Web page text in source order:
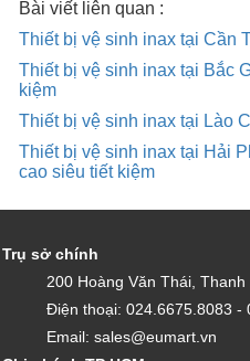
Bài viết liên quan :
Thiết bị vệ sinh inax tại Cần
Thiết bị vệ sinh inax tại Bắc
kiệm
Thiết bị vệ sinh inax tại Lào
Thiết bị vệ sinh inax tại Hải
cao siêu tiết kiệm
Trụ sở chính
200 Hoàng Văn Thái, Thanh
Điện thoại: 024.6675.8083 -
Email: sales@eumart.vn